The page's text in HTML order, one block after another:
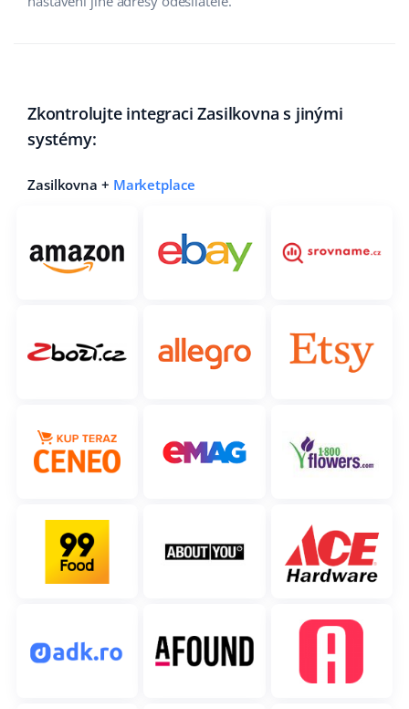
Zkontrolujte integraci Zasilkovna s jinými
systémy:
Zasilkovna + Marketplace